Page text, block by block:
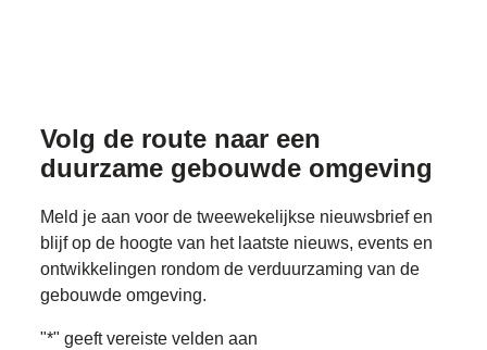
Volg de route naar een
duurzame gebouwde omgeving
Meld je aan voor de tweewekelijkse nieuwsbrief en
blijf op de hoogte van het laatste nieuws, events en
ontwikkelingen rondom de verduurzaming van de
gebouwde omgeving.
"*" geeft vereiste velden aan